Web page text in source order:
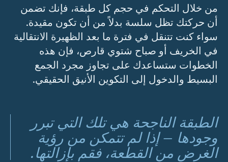
من خلال التحكم في حجم كل طبقة، فإنك تضمن
أن حركتك تظل سلسة بدلاً من أن تكون مقيدة.
سواء كنت تتنقل في فترة ما بعد الظهيرة الانتقالية
في الخريف أو صباح شتوي قارص، فإن هذه
الخطوات ستساعدك على تجاوز مجرد الجمع
البسيط والدخول إلى التكوين الأنيق الحقيقي.
الطبقة الناجحة هي تلك التي تبرر
وجودها – إذا لم تتمكن من رؤية
الغرض من القطعة، فقم بإزالتها.